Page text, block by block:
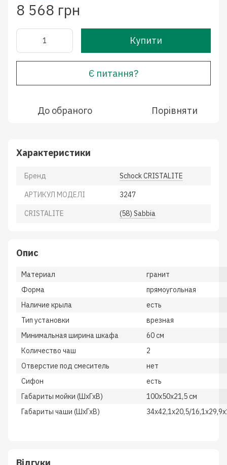
8 568 грн
Купити
Є питання?
До обраного Порівняти
Характеристики
Бренд Schock CRISTALITE
АРТИКУЛ МОДЕЛІ 3247
CRISTALITE (58) Sabbia
Опис
Материал
гранит
Форма
прямоугольная
Наличие крыла
есть
Тип установки
врезная
Минимальная ширина шкафа
60 см
Количество чаш
2
Отверстие под смеситель
нет
Сифон
есть
Габариты мойки (ШхГхВ)
100x50x21,5 см
Габариты чаши (ШхГхВ)
34х42,1х20,5/